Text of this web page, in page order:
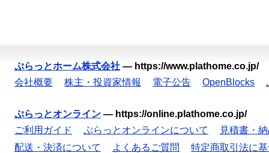
ぷらっとホーム株式会社 — https://www.plathome.co.jp/
会社概要
株主・投資家情報 電子公告 OpenBlocks
ぷらっとオンライン — https://online.plathome.co.jp/
ご利用ガイド
ぷらっとオンラインについて
見積書・
配送・決済について
よくあるご質問
特定商取引法に